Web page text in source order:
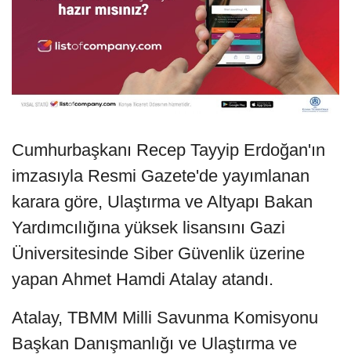
Cumhurbaşkanı Recep Tayyip Erdoğan'ın
imzasıyla Resmi Gazete'de yayımlanan
karara göre, Ulaştırma ve Altyapı Bakan
Yardımcılığına yüksek lisansını Gazi
Üniversitesinde Siber Güvenlik üzerine
yapan Ahmet Hamdi Atalay atandı.
Atalay, TBMM Milli Savunma Komisyonu
Başkan Danışmanlığı ve Ulaştırma ve